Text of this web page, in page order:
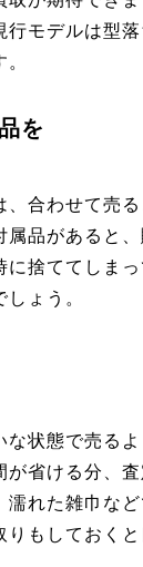
行モデルは型
を
、合わせて売
属品があると
に捨ててしま
ょう。
な状態で売る
が省ける分、
濡れた雑巾な
りもしておくと